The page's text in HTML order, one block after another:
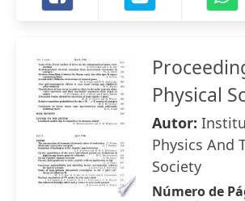
Physical
Autor:
Physics And
Society
Número de